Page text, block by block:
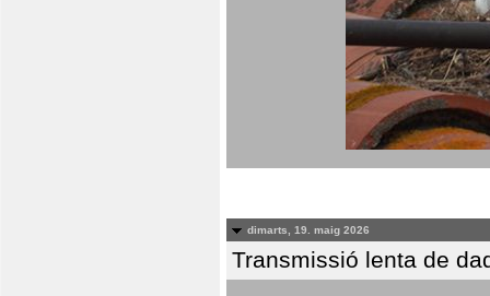
dimarts, 19. maig 2026
Transmissió lenta de